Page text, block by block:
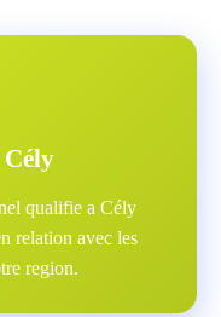
qualifie a Cély
relation avec les
region.